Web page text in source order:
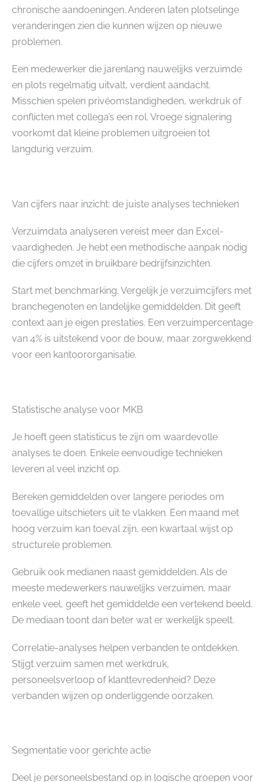
chronische aandoeningen. Anderen laten plotselinge
veranderingen zien die kunnen wijzen op nieuwe
problemen.
Een medewerker die jarenlang nauwelijks verzuimde
en plots regelmatig uitvalt, verdient aandacht.
Misschien spelen privéomstandigheden, werkdruk of
conflicten met collega’s een rol. Vroege signalering
voorkomt dat kleine problemen uitgroeien tot
langdurig verzuim.
Van cijfers naar inzicht: de juiste analyses technieken
Verzuimdata analyseren vereist meer dan Excel-
vaardigheden. Je hebt een methodische aanpak nodig
die cijfers omzet in bruikbare bedrijfsinzichten.
Start met benchmarking. Vergelijk je verzuimcijfers met
branchegenoten en landelijke gemiddelden. Dit geeft
context aan je eigen prestaties. Een verzuimpercentage
van 4% is uitstekend voor de bouw, maar zorgwekkend
voor een kantoororganisatie.
Statistische analyse voor MKB
Je hoeft geen statisticus te zijn om waardevolle
analyses te doen. Enkele eenvoudige technieken
leveren al veel inzicht op.
Bereken gemiddelden over langere periodes om
toevallige uitschieters uit te vlakken. Een maand met
hoog verzuim kan toeval zijn, een kwartaal wijst op
structurele problemen.
Gebruik ook medianen naast gemiddelden. Als de
meeste medewerkers nauwelijks verzuimen, maar
enkele veel, geeft het gemiddelde een vertekend beeld.
De mediaan toont dan beter wat er werkelijk speelt.
Correlatie-analyses helpen verbanden te ontdekken.
Stijgt verzuim samen met werkdruk,
personeelsverloop of klanttevredenheid? Deze
verbanden wijzen op onderliggende oorzaken.
Segmentatie voor gerichte actie
Deel je personeelsbestand op in logische groepen voor